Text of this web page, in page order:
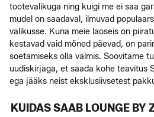
tootevalikuga ning kuigi me ei saa
mudel on saadaval, ilmuvad
valikusse. Kuna meie laoseis on
kestavad vaid mõned päevad, on
soetamiseks olla valmis. Soovitame
uudiskirjaga, et saada kohe teavitus
ega jääks neist eksklusiivsetest
KUIDAS SAAB LOUNGE BY